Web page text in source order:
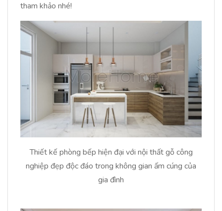
tham khảo nhé!
Thiết kế phòng bếp hiện đại với nội thất gỗ công
nghiệp đẹp độc đáo trong không gian ấm cúng của
gia đình